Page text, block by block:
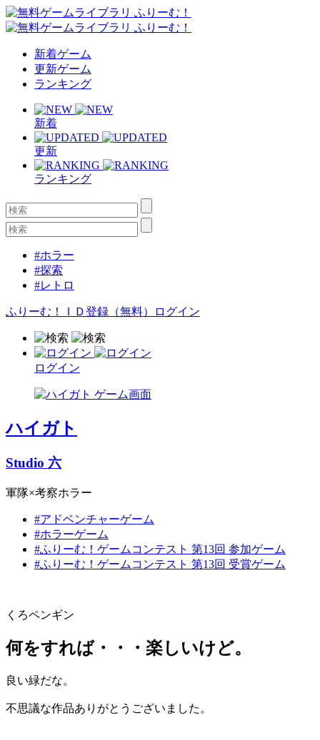
新着ゲーム
更新ゲーム
ランキング
新着
更新
ランキング
#ホラー
#探索
#レトロ
ふりーむ！ＩＤ登録（無料） ログイン
ログイン
ハイガト
Studio 六
軍隊×考察ホラー
#アドベンチャーゲーム
#ホラーゲーム
#ふりーむ！ゲームコンテスト 第13回 参加ゲーム
#ふりーむ！ゲームコンテスト 第13回 受賞ゲーム
くろペンギン
何をすれば・・・楽しいけど。
良い緑だな。
不思議な作品ありがとうございました。